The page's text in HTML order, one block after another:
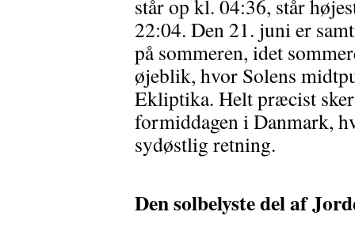
står op kl. 04:36, står
22:04. Den 21. juni er
på sommeren, idet
øjeblik, hvor Solens
Ekliptika. Helt præcist
formiddagen i Danmark,
sydøstlig retning.
Den solbelyste del af